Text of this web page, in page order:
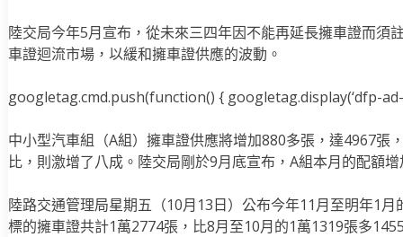
陸交局今年5月宣布，從未來三四年因不能再延長擁車證而須
車證迴流市場，以緩和擁車證供應的波動。
googletag.cmd.push(function() { googletag.display(‘dfp-ad-
中小型汽車組（A組）擁車證供應將增加880多張，達4967張
比，則激增了八成。陸交局剛於9月底宣布，A組本月的配額
陸路交通管理局星期五（10月13日）公布今年11月至明年1
標的擁車證共計1萬2774張，比8月至10月的1萬1319張多